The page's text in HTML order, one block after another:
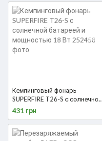
Кемпинговый фонарь
SUPERFIRE T26-S с солнечной
батареей и мощностью 18 Вт
431 грн